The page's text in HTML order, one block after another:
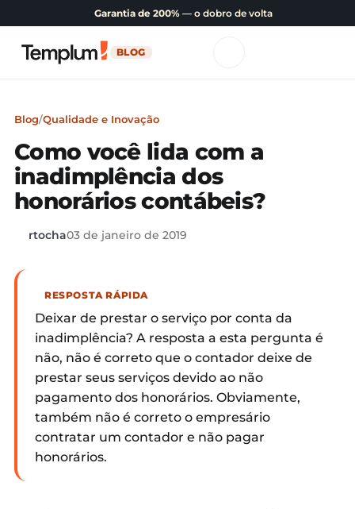
Garantia de 200% — o dobro de volta
BLOG
Blog/Qualidade e Inovação
Como você lida com a
inadimplência dos
honorários contábeis?
rtocha03 de janeiro de 2019
RESPOSTA RÁPIDA
Deixar de prestar o serviço por conta da
inadimplência? A resposta a esta pergunta é
não, não é correto que o contador deixe de
prestar seus serviços devido ao não
pagamento dos honorários. Obviamente,
também não é correto o empresário
contratar um contador e não pagar
honorários.